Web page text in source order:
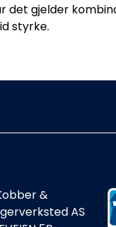
det gjelder
styrke.
&
AS